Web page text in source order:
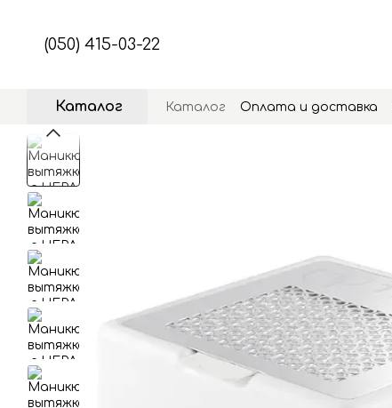
(050) 415-03-22
Каталог Каталог Оплата и доставка